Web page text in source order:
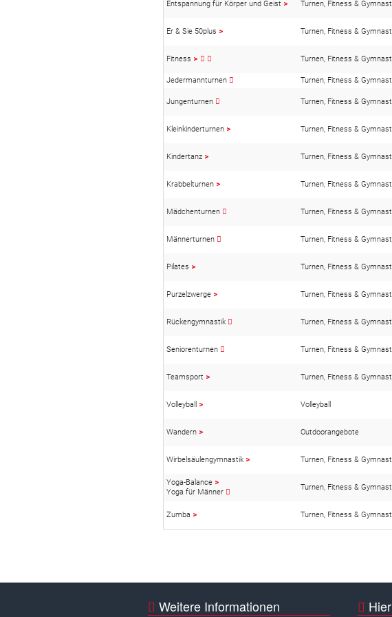
Entspannung für Körper und Geist > Turnen, Fitness &
Er & Sie 50plus > Turnen, Fitness &
Fitness > Turnen, Fitness &
Jedermannturnen Turnen, Fitness &
Jungenturnen Turnen, Fitness &
Kleinkinderturnen > Turnen, Fitness &
Kindertanz > Turnen, Fitness &
Krabbelturnen > Turnen, Fitness &
Mädchenturnen Turnen, Fitness &
Männerturnen Turnen, Fitness &
Pilates > Turnen, Fitness &
Purzelzwerge > Turnen, Fitness &
Rückengymnastik Turnen, Fitness &
Seniorenturnen Turnen, Fitness &
Teamsport > Turnen, Fitness &
Volleyball > Volleyball
Wandern > Outdoorangebote
Wirbelsäulengymnastik > Turnen, Fitness &
Yoga-Balance >
Yoga für Männer
Turnen, Fitness &
Zumba > Turnen, Fitness &
Weitere Informationen